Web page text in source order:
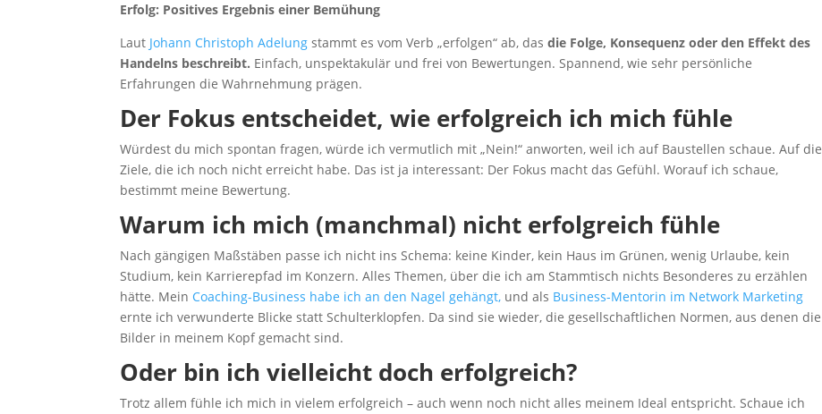
Erfolg: Positives Ergebnis einer Bemühung
Laut Johann Christoph Adelung stammt es vom Verb „erfolgen“ ab, dasdie Folge, Konsequenz oder den Effekt des
Handelns beschreibt. Einfach, unspektakulär und frei von Bewertungen. Spannend, wie sehr persönliche
Erfahrungen die Wahrnehmung prägen.
Der Fokus entscheidet, wie erfolgreich ich mich fühle
Würdest du mich spontan fragen, würde ich vermutlich mit „Nein!“ anworten, weil ich auf Baustellen schaue. Auf die
Ziele, die ich noch nicht erreicht habe. Das ist ja interessant: Der Fokus macht das Gefühl. Worauf ich schaue,
bestimmt meine Bewertung.
Warum ich mich (manchmal) nicht erfolgreich fühle
Nach gängigen Maßstäben passe ich nicht ins Schema: keine Kinder, kein Haus im Grünen, wenig Urlaube, kein
Studium, kein Karrierepfad im Konzern. Alles Themen, über die ich am Stammtisch nichts Besonderes zu erzählen
hätte. Mein Coaching-Business habe ich an den Nagel gehängt, und als Business-Mentorin im Network Marketing
ernte ich verwunderte Blicke statt Schulterklopfen. Da sind sie wieder, die gesellschaftlichen Normen, aus denen die
Bilder in meinem Kopf gemacht sind.
Oder bin ich vielleicht doch erfolgreich?
Trotz allem fühle ich mich in vielem erfolgreich – auch wenn noch nicht alles meinem Ideal entspricht. Schaue ich